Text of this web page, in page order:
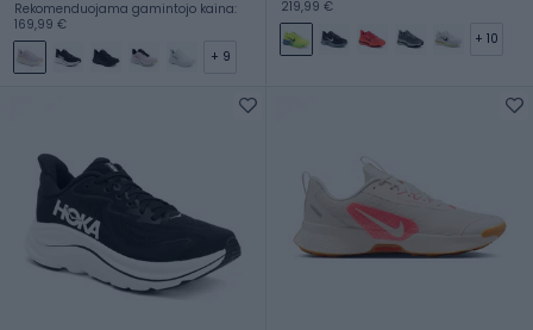
Rekomenduojama gamintojo kaina:
169,99 €
+ 9
219,99 €
+ 10